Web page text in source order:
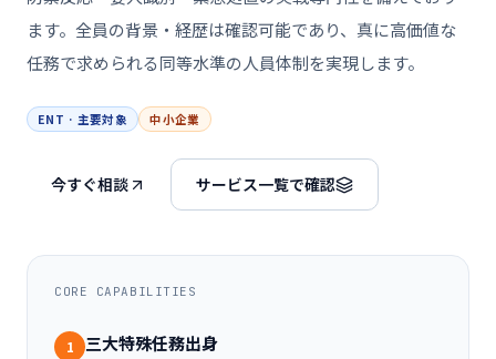
ます。全員の背景・経歴は確認可能であり、真に高価値な
任務で求められる同等水準の人員体制を実現します。
ENT · 主要対象 中小企業
今すぐ相談 サービス一覧で確認
CORE CAPABILITIES
1 三大特殊任務出身